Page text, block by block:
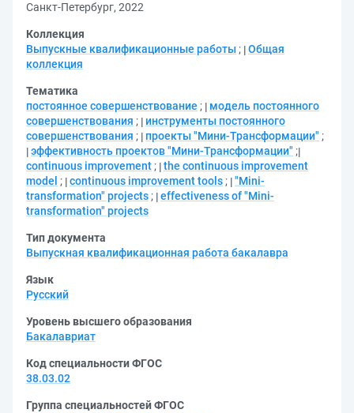
Санкт-Петербург, 2022
Коллекция
Выпускные квалификационные работы ; Общая
коллекция
Тематика
постоянное совершенствование ;
модель постоянного
совершенствования ;
инструменты постоянного
совершенствования ; проекты "Мини-Трансформации" ;
эффективность проектов "Мини-Трансформации" ;
continuous improvement ; the continuous improvement
model ; continuous improvement tools ; "Mini-
transformation" projects ; effectiveness of "Mini-
transformation" projects
Тип документа
Выпускная квалификационная работа бакалавра
Язык
Русский
Уровень высшего образования
Бакалавриат
Код специальности ФГОС
38.03.02
Группа специальностей ФГОС